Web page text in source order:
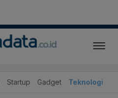
Startup Gadget Teknologi